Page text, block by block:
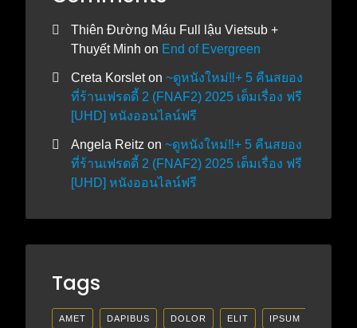
Thiên Đường Máu Full lậu Vietsub +
Thuyết Minh on End of Evergreen
Creta Korsleton ~ดูหนังใหม่‼️+ 5 คืนสยอง
ที่ร้านเฟรดดี้ 2 (FNAF2) 2025 เต็มเรื่อง ฟรี
[UHD] หนังออนไลน์ฟรี
Angela Reitz on ~ดูหนังใหม่‼️+ 5 คืนสยอง
ที่ร้านเฟรดดี้ 2 (FNAF2) 2025 เต็มเรื่อง ฟรี
[UHD] หนังออนไลน์ฟรี
Tags
AMET DAPIBUS DOLOR ELIT IPSUM